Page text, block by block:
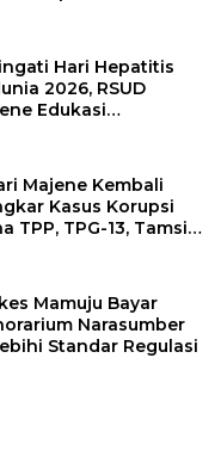
Hari Hepatitis
2026, RSUD
Edukasi
Hepatitis
Majene Kembali
Kasus Korupsi
TPP, TPG-13, Tamsil-
Mamuju Bayar
Narasumber
Standar Regulasi